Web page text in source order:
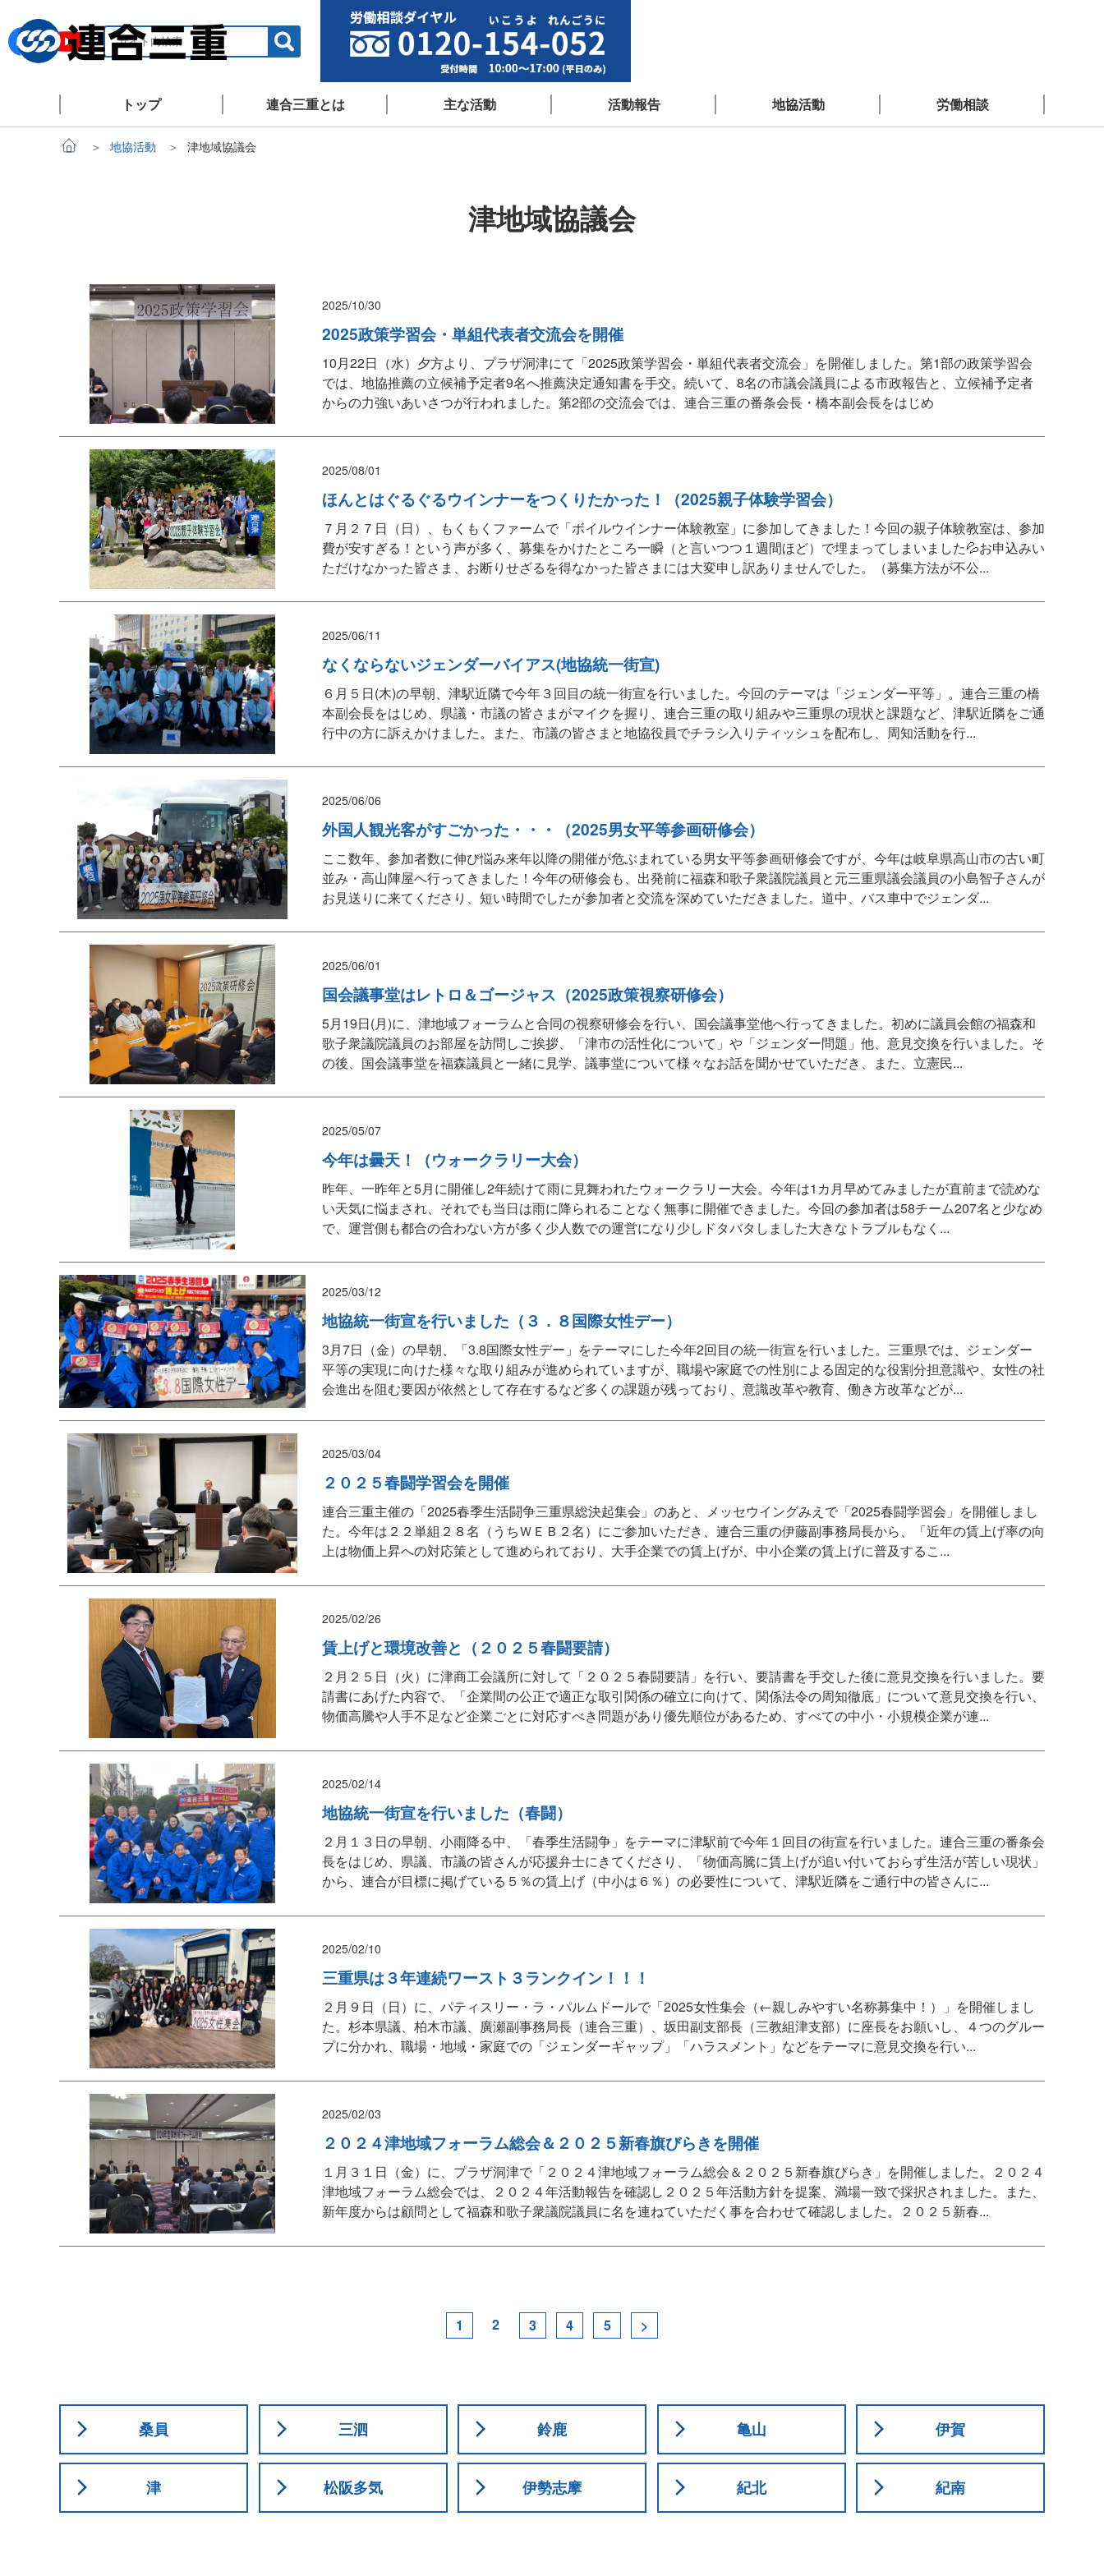
トップ 連合三重とは 主な活動 活動報告 地協活動 労働相談
地協活動 津地域協議会
津地域協議会
2025/10/30
2025政策学習会・単組代表者交流会を開催
10月22日（水）夕方より、プラザ洞津にて「2025政策学習会・単組代表者交流会」を開催しました。第1部の政策学習会
では、地協推薦の立候補予定者9名へ推薦決定通知書を手交。続いて、8名の市議会議員による市政報告と、立候補予定者
からの力強いあいさつが行われました。第2部の交流会では、連合三重の番条会長・橋本副会長をはじめ
2025/08/01
ほんとはぐるぐるウインナーをつくりたかった！（2025親子体験学習会）
７月２７日（日）、もくもくファームで「ボイルウインナー体験教室」に参加してきました！今回の親子体験教室は、参加
費が安すぎる！という声が多く、募集をかけたところ一瞬（と言いつつ１週間ほど）で埋まってしまいました💦お申込みい
ただけなかった皆さま、お断りせざるを得なかった皆さまには大変申し訳ありませんでした。（募集方法が不公...
2025/06/11
なくならないジェンダーバイアス(地協統一街宣)
６月５日(木)の早朝、津駅近隣で今年３回目の統一街宣を行いました。今回のテーマは「ジェンダー平等」。連合三重の橋
本副会長をはじめ、県議・市議の皆さまがマイクを握り、連合三重の取り組みや三重県の現状と課題など、津駅近隣をご通
行中の方に訴えかけました。また、市議の皆さまと地協役員でチラシ入りティッシュを配布し、周知活動を行...
2025/06/06
外国人観光客がすごかった・・・（2025男女平等参画研修会）
ここ数年、参加者数に伸び悩み来年以降の開催が危ぶまれている男女平等参画研修会ですが、今年は岐阜県高山市の古い町
並み・高山陣屋へ行ってきました！今年の研修会も、出発前に福森和歌子衆議院議員と元三重県議会議員の小島智子さんが
お見送りに来てくださり、短い時間でしたが参加者と交流を深めていただきました。道中、バス車中でジェンダ...
2025/06/01
国会議事堂はレトロ＆ゴージャス（2025政策視察研修会）
5月19日(月)に、津地域フォーラムと合同の視察研修会を行い、国会議事堂他へ行ってきました。初めに議員会館の福森和
歌子衆議院議員のお部屋を訪問しご挨拶、「津市の活性化について」や「ジェンダー問題」他、意見交換を行いました。そ
の後、国会議事堂を福森議員と一緒に見学、議事堂について様々なお話を聞かせていただき、また、立憲民...
2025/05/07
今年は曇天！（ウォークラリー大会）
昨年、一昨年と5月に開催し2年続けて雨に見舞われたウォークラリー大会。今年は1カ月早めてみましたが直前まで読めな
い天気に悩まされ、それでも当日は雨に降られることなく無事に開催できました。今回の参加者は58チーム207名と少なめ
で、運営側も都合の合わない方が多く少人数での運営になり少しドタバタしました大きなトラブルもなく...
2025/03/12
地協統一街宣を行いました（３．８国際女性デー）
3月7日（金）の早朝、「3.8国際女性デー」をテーマにした今年2回目の統一街宣を行いました。三重県では、ジェンダー
平等の実現に向けた様々な取り組みが進められていますが、職場や家庭での性別による固定的な役割分担意識や、女性の社
会進出を阻む要因が依然として存在するなど多くの課題が残っており、意識改革や教育、働き方改革などが...
2025/03/04
２０２５春闘学習会を開催
連合三重主催の「2025春季生活闘争三重県総決起集会」のあと、メッセウイングみえで「2025春闘学習会」を開催しまし
た。今年は２２単組２８名（うちＷＥＢ２名）にご参加いただき、連合三重の伊藤副事務局長から、「近年の賃上げ率の向
上は物価上昇への対応策として進められており、大手企業での賃上げが、中小企業の賃上げに普及するこ...
2025/02/26
賃上げと環境改善と（２０２５春闘要請）
２月２５日（火）に津商工会議所に対して「２０２５春闘要請」を行い、要請書を手交した後に意見交換を行いました。要
請書にあげた内容で、「企業間の公正で適正な取引関係の確立に向けて、関係法令の周知徹底」について意見交換を行い、
物価高騰や人手不足など企業ごとに対応すべき問題があり優先順位があるため、すべての中小・小規模企業が連...
2025/02/14
地協統一街宣を行いました（春闘）
２月１３日の早朝、小雨降る中、「春季生活闘争」をテーマに津駅前で今年１回目の街宣を行いました。連合三重の番条会
長をはじめ、県議、市議の皆さんが応援弁士にきてくださり、「物価高騰に賃上げが追い付いておらず生活が苦しい現状」
から、連合が目標に掲げている５％の賃上げ（中小は６％）の必要性について、津駅近隣をご通行中の皆さんに...
2025/02/10
三重県は３年連続ワースト３ランクイン！！！
２月９日（日）に、パティスリー・ラ・パルムドールで「2025女性集会（←親しみやすい名称募集中！）」を開催しまし
た。杉本県議、柏木市議、廣瀬副事務局長（連合三重）、坂田副支部長（三教組津支部）に座長をお願いし、４つのグルー
プに分かれ、職場・地域・家庭での「ジェンダーギャップ」「ハラスメント」などをテーマに意見交換を行い...
2025/02/03
２０２４津地域フォーラム総会＆２０２５新春旗びらきを開催
１月３１日（金）に、プラザ洞津で「２０２４津地域フォーラム総会＆２０２５新春旗びらき」を開催しました。２０２４
津地域フォーラム総会では、２０２４年活動報告を確認し２０２５年活動方針を提案、満場一致で採択されました。また、
新年度からは顧問として福森和歌子衆議院議員に名を連ねていただく事を合わせて確認しました。２０２５新春...
1 2 3 4 5 >
桑員 三泗 鈴鹿 亀山 伊賀
津 松阪多気 伊勢志摩 紀北 紀南